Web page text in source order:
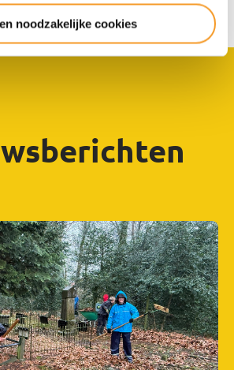
noodzakelijke cookies